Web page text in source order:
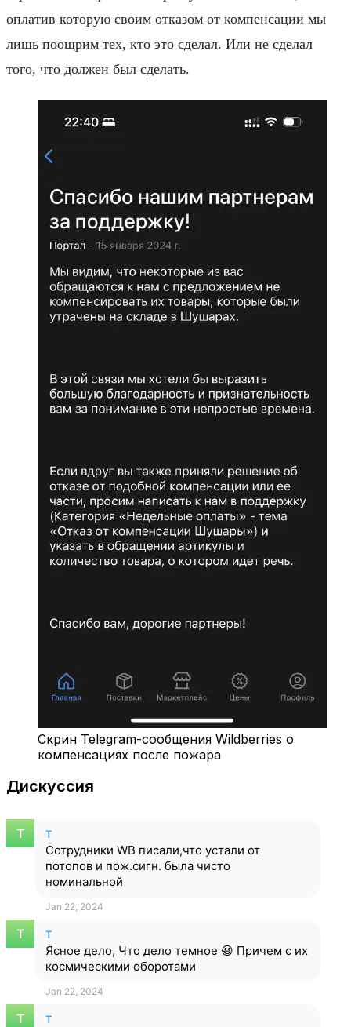
оплатив которую своим отказом от компенсации мы
лишь поощрим тех, кто это сделал. Или не сделал
того, что должен был сделать.
Скрин Telegram-сообщения Wildberries о
компенсациях после пожара
Дискуссия
T
Сотрудники WB писали,что устали от
потопов и пож.сигн. была чисто
номинальной
Jan 22, 2024
T
Ясное дело, Что дело темное 😆 Причем с их
космическими оборотами
Jan 22, 2024
T